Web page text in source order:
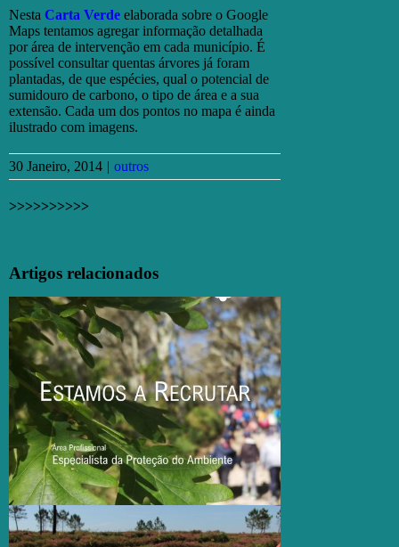
Nesta Carta Verde elaborada sobre o Google
Maps tentamos agregar informação detalhada
por área de intervenção em cada município. É
possível consultar quentas árvores já foram
plantadas, de que espécies, qual o potencial de
sumidouro de carbono, o tipo de área e a sua
extensão. Cada um dos pontos no mapa é ainda
ilustrado com imagens.
30 Janeiro, 2014 | outros
>>>>>>>>>>
mas
publicado)
Artigos relacionados